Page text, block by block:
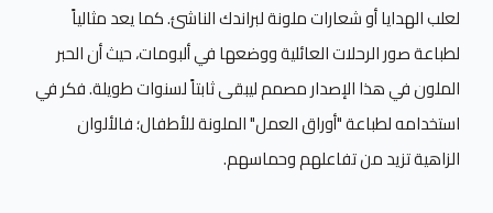
لعلب الهدايا أو شعارات ملونة لبراندك الناشئ. كما يعد مثالياً
لطباعة صور الرحلات العائلية ووضعها في ألبومات، حيث أن الحبر
الملون في هذا الإصدار مصمم ليبقى ثابتاً لسنوات طويلة. فكر في
استخدامه لطباعة "أوراق العمل" الملونة للأطفال؛ فالألوان
الزاهية تزيد من تفاعلهم وحماسهم.